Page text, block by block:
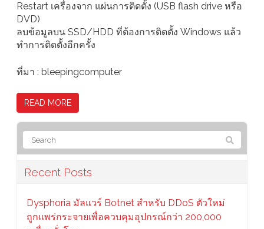
Restart เครื่องจาก แผ่นการติดตั้ง (USB flash drive หรือ
DVD)
ลบข้อมูลบน SSD/HDD ที่ต้องการติดตั้ง Windows แล้ว
ทำการติดตั้งอีกครั้ง
ที่มา : bleepingcomputer
READ MORE
Recent Posts
Dysphoria มัลแวร์ Botnet สำหรับ DDoS ตัวใหม่
ถูกแพร่กระจายเพื่อควบคุมอุปกรณ์กว่า 200,000